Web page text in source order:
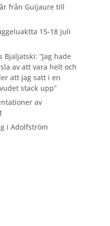
från Guijaure till
15-18 juli
”Jag hade
av att vara helt och
att jag satt i en
stack upp”
av
i Adolfström